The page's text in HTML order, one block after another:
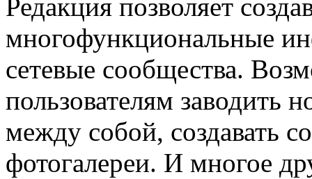
Редакция позволяет
многофункциональные
сетевые сообщества.
пользователям заводить
между собой, создавать
фотогалереи. И многое